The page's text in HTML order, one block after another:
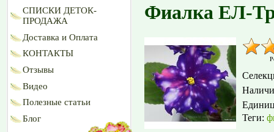
СПИСКИ ДЕТОК-
ПРОДАЖА
Доставка и Оплата
КОНТАКТЫ
Отзывы
Видео
Полезные статьи
Блог
Фиалка ЕЛ-
Теги: